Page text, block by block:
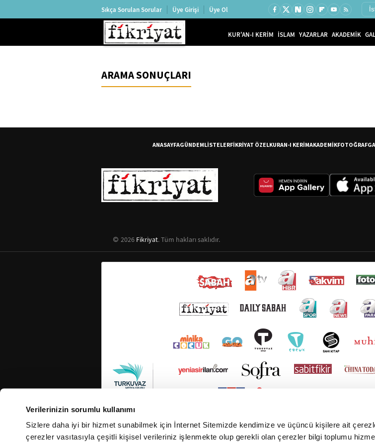
Verilerinizin sorumlu kullanımı
Sizlere daha iyi bir hizmet sunabilmek için İnternet Sitemizde kendimize ve üçüncü kişilere ait
çerezler vasıtasıyla çeşitli kişisel verileriniz işlenmekte olup gerekli olan çerezler bilgi toplumu
Sıkça Sorulan Sorular Üye Girişi Üye Ol
KUR'AN-I KERİM İSLAM YAZARLAR AKADEMİK
ARAMA SONUÇLARI
ANASAYFAGÜNDEMLİSTELERFİKRİYAT ÖZELKURAN-I KERİMAKADEMİKFOTOĞRAF
2026 Fikriyat. Tüm hakları saklıdır.